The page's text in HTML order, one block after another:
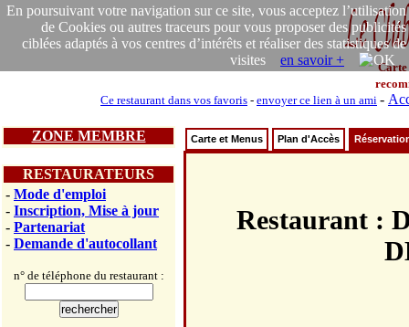
En poursuivant votre navigation sur ce site, vous acceptez l’utilisation
de Cookies ou autres traceurs pour vous proposer des publicités
ciblées adaptés à vos centres d’intérêts et réaliser des statistiques de
visites en savoir +
Carte
Ce restaurant dans vos favoris - envoyer ce lien à un ami -
ZONE MEMBRE
RESTAURATEURS
- Mode d'emploi
- Inscription, Mise à jour
- Partenariat
- Demande d'autocollant
n° de téléphone du restaurant :
Carte et Menus Plan d'Accès
Restaurant :